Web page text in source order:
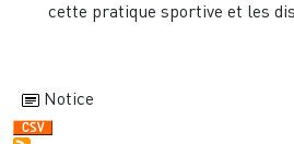
cette pratique sportive et les
Notice